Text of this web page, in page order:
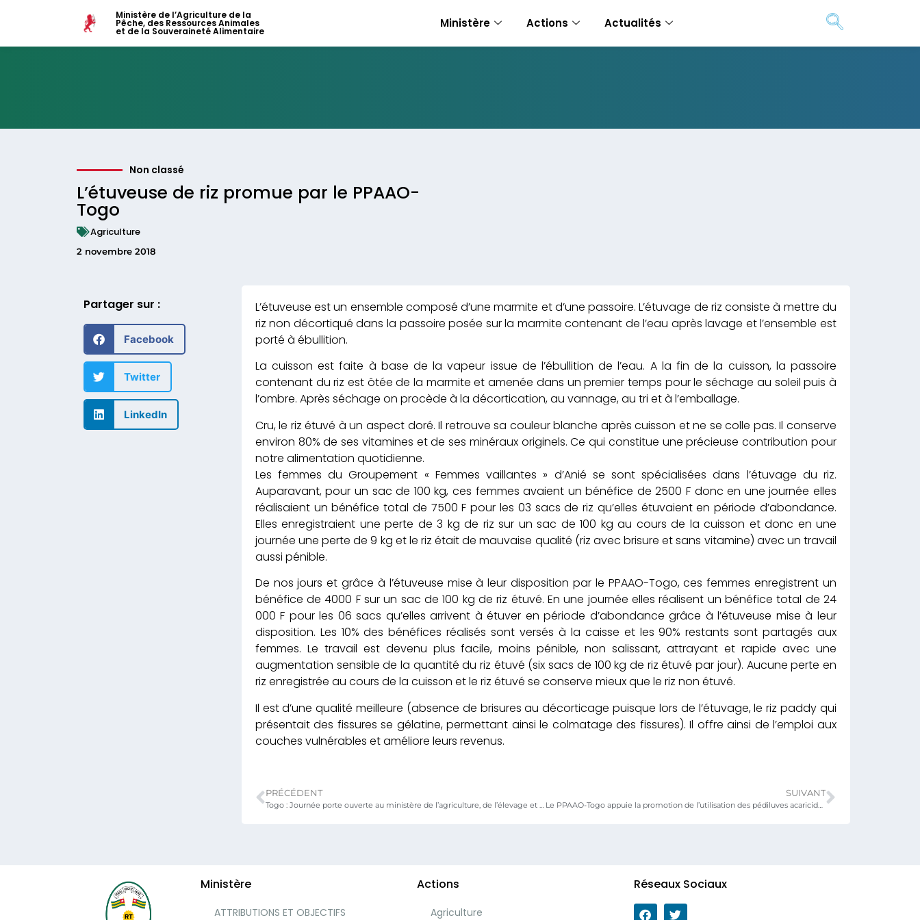
Ministère de l’Agriculture de la
Pêche, des Ressources Animales
et de la Souveraineté Alimentaire
Ministère Actions Actualités
Non classé
L’étuveuse de riz promue par le PPAAO-
Togo
Agriculture
2 novembre 2018
Partager sur :
Facebook
Twitter
LinkedIn
L’étuveuse est un ensemble composé d’une marmite et d’une passoire. L’étuvage de riz consiste à mettre du
riz non décortiqué dans la passoire posée sur la marmite contenant de l’eau après lavage et l’ensemble est
porté à ébullition.
La cuisson est faite à base de la vapeur issue de l’ébullition de l’eau. A la fin de la cuisson, la passoire
contenant du riz est ôtée de la marmite et amenée dans un premier temps pour le séchage au soleil puis à
l’ombre. Après séchage on procède à la décortication, au vannage, au tri et à l’emballage.
Cru, le riz étuvé à un aspect doré. Il retrouve sa couleur blanche après cuisson et ne se colle pas. Il conserve
environ 80% de ses vitamines et de ses minéraux originels. Ce qui constitue une précieuse contribution pour
notre alimentation quotidienne.
Les femmes du Groupement « Femmes vaillantes » d’Anié se sont spécialisées dans l’étuvage du riz.
Auparavant, pour un sac de 100 kg, ces femmes avaient un bénéfice de 2500 F donc en une journée elles
réalisaient un bénéfice total de 7500 F pour les 03 sacs de riz qu’elles étuvaient en période d’abondance.
Elles enregistraient une perte de 3 kg de riz sur un sac de 100 kg au cours de la cuisson et donc en une
journée une perte de 9 kg et le riz était de mauvaise qualité (riz avec brisure et sans vitamine) avec un travail
aussi pénible.
De nos jours et grâce à l’étuveuse mise à leur disposition par le PPAAO-Togo, ces femmes enregistrent un
bénéfice de 4000 F sur un sac de 100 kg de riz étuvé. En une journée elles réalisent un bénéfice total de 24
000 F pour les 06 sacs qu’elles arrivent à étuver en période d’abondance grâce à l’étuveuse mise à leur
disposition. Les 10% des bénéfices réalisés sont versés à la caisse et les 90% restants sont partagés aux
femmes. Le travail est devenu plus facile, moins pénible, non salissant, attrayant et rapide avec une
augmentation sensible de la quantité du riz étuvé (six sacs de 100 kg de riz étuvé par jour). Aucune perte en
riz enregistrée au cours de la cuisson et le riz étuvé se conserve mieux que le riz non étuvé.
Il est d’une qualité meilleure (absence de brisures au décorticage puisque lors de l’étuvage, le riz paddy qui
présentait des fissures se gélatine, permettant ainsi le colmatage des fissures). Il offre ainsi de l’emploi aux
couches vulnérables et améliore leurs revenus.
PRÉCÉDENT
Togo : Journée porte ouverte au ministère de l’agriculture, de l’élevage et de l’hydraulique
SUIVANT
Le PPAAO-Togo appuie la promotion de l’utilisation des pédiluves acaricides dans les élevages de petits ruminants pour améliorer la santé animale et réduire les mortalités dans les élevages.
Ministère
ATTRIBUTIONS ET OBJECTIFS
Actions
Agriculture
Réseaux Sociaux